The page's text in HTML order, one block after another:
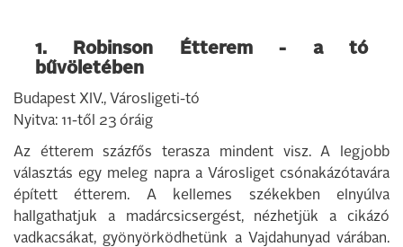
1. Robinson Étterem - a tó
bűvöletében
Budapest XIV., Városligeti-tó
Nyitva: 11-től 23 óráig
Az étterem százfős terasza mindent visz. A legjobb
választás egy meleg napra a Városliget csónakázótavára
épített étterem. A kellemes székekben elnyúlva
hallgathatjuk a madárcsicsergést, nézhetjük a cikázó
vadkacsákat, gyönyörködhetünk a Vajdahunyad várában.